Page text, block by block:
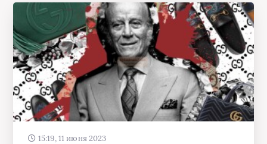
15:19, 11 июня 2023